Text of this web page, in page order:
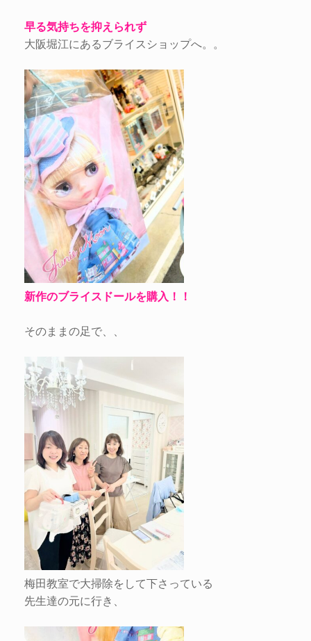
早る気持ちを抑えられず
大阪堀江にあるブライスショップへ。。
新作のブライスドールを購入！！
そのままの足で、、
梅田教室で大掃除をして下さっている
先生達の元に行き、